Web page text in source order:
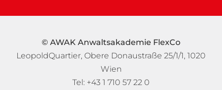
© AWAK Anwaltsakademie FlexCo
LeopoldQuartier, Obere Donaustraße 25/1/1, 1020
Wien
Tel: +43 1 710 57 22 0